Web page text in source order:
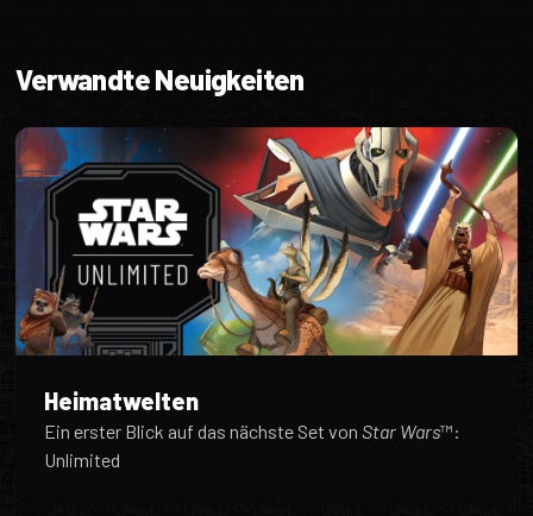
Verwandte Neuigkeiten
Heimatwelten
Ein erster Blick auf das nächste Set vonStar Wars™:
Unlimited